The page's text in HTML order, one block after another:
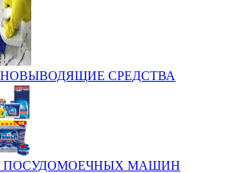
СРЕДСТВА
ПОСУДОМОЕЧНЫХ МАШИН